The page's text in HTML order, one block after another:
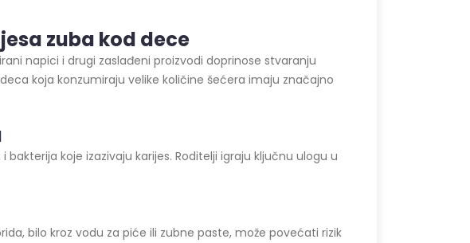
zuba kod dece
napici i drugi zaslađeni proizvodi doprinose stvaranju
koja konzumiraju velike količine šećera imaju značajno
koje izazivaju karijes. Roditelji igraju ključnu ulogu u
bilo kroz vodu za piće ili zubne paste, može povećati rizik